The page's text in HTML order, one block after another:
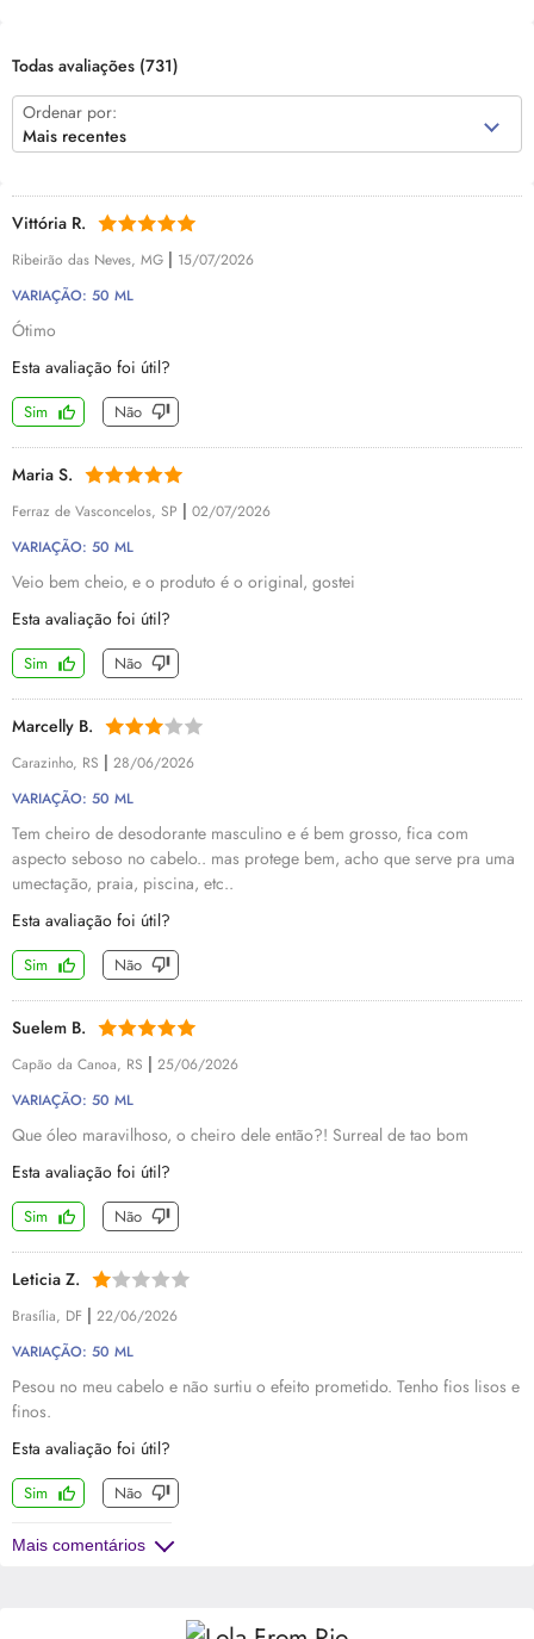
Todas avaliações (731)
Ordenar por:
Mais recentes
Vittória R.
Ribeirão das Neves, MG | 15/07/2026
VARIAÇÃO: 50 ML
Ótimo
Esta avaliação foi útil?
Sim Não
Maria S.
Ferraz de Vasconcelos, SP | 02/07/2026
VARIAÇÃO: 50 ML
Veio bem cheio, e o produto é o original, gostei
Esta avaliação foi útil?
Sim Não
Marcelly B.
Carazinho, RS | 28/06/2026
VARIAÇÃO: 50 ML
Tem cheiro de desodorante masculino e é bem grosso, fica com
aspecto seboso no cabelo.. mas protege bem, acho que serve pra uma
umectação, praia, piscina, etc..
Esta avaliação foi útil?
Sim Não
Suelem B.
Capão da Canoa, RS | 25/06/2026
VARIAÇÃO: 50 ML
Que óleo maravilhoso, o cheiro dele então?! Surreal de tao bom
Esta avaliação foi útil?
Sim Não
Leticia Z.
Brasília, DF | 22/06/2026
VARIAÇÃO: 50 ML
Pesou no meu cabelo e não surtiu o efeito prometido. Tenho fios lisos e
finos.
Esta avaliação foi útil?
Sim Não
Mais comentários